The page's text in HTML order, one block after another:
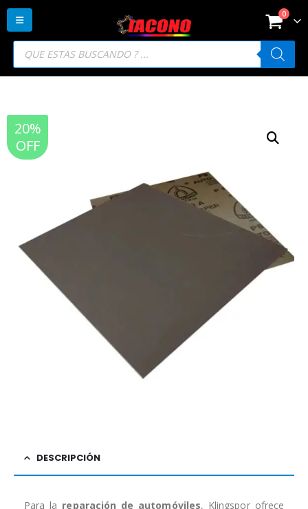
Búsqueda
productos
0
20%
OFF
DESCRIPCIÓN
Para la reparación de automóviles, Klingspor ofrece